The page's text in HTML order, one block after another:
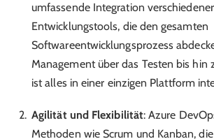
umfassende Integration verschiedener
Entwicklungstools, die den gesamten
Softwareentwicklungsprozess
Management über das Testen bis hin
ist alles in einer einzigen Plattform
Agilität und Flexibilität: Azure
Methoden wie Scrum und Kanban, die